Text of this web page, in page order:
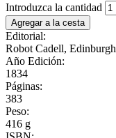
Introduzca la cantidad
Editorial:
Robot Cadell, Edinburgh
Año Edición:
1834
Páginas:
383
Peso:
416 g